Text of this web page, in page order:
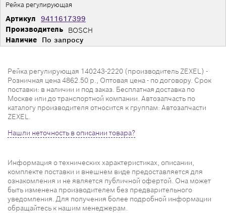
Производитель BOSCH
Артикул 9411617399
Рейка регулирующая
Наличие По запросу
Рейка регулирующая 140243-2220 (производитель ZEXEL) -
Розничная цена 4862.50 р., Оптовая цена - по договору. Срок
поставки: в наличии и под заказ. Бесплатная доставка по
Москве или до транспортной компании. Автозапчасть по
каталогу производителя относится к группам: Автозапчасти
ZEXEL.
Нашли неточность в описании товара?
Информация о технических характеристиках, описании,
комплекте поставки и внешнем виде предоставляется для
ознакомления и не является публичной офертой. Она может
быть изменена производителем без предварительного
уведомления. Для получения более подробной информации
обращайтесь к нашим менеджерам.